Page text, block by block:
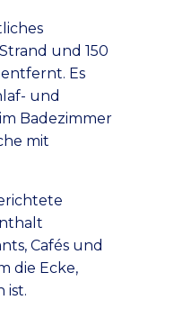
und 150
Es
und
Badezimmer
mit
Cafés und
die Ecke,
ist.